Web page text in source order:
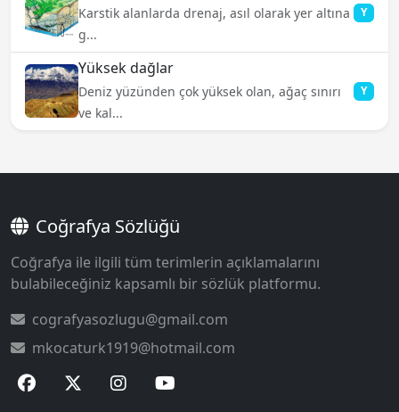
Karstik alanlarda drenaj, asıl olarak yer altına
g...
Y
Yüksek dağlar
Deniz yüzünden çok yüksek olan, ağaç sınırı
ve kal...
Y
Coğrafya Sözlüğü
Coğrafya ile ilgili tüm terimlerin açıklamalarını
bulabileceğiniz kapsamlı bir sözlük platformu.
cografyasozlugu@gmail.com
mkocaturk1919@hotmail.com